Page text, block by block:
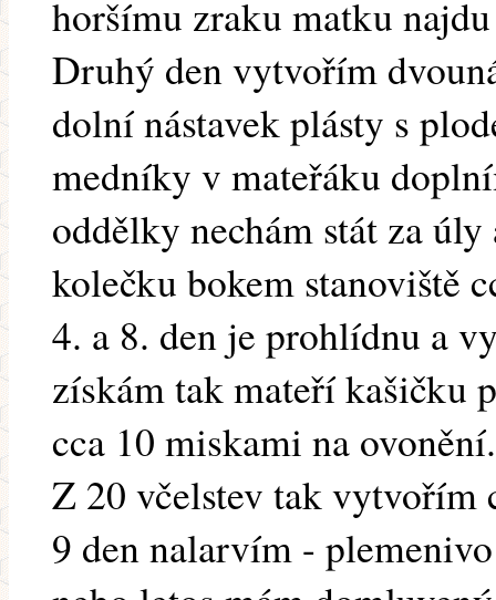
horšímu zraku matku
Druhý den vytvořím
dolní nástavek plásty s
medníky v mateřáku
oddělky nechám stát za
kolečku bokem stanoviště
4. a 8. den je prohlídnu a
získám tak mateří kašičku
cca 10 miskami na ovonění.
Z 20 včelstev tak vytvořím
9 den nalarvím -